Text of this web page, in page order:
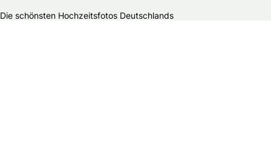
Die schönsten Hochzeitsfotos Deutschlands